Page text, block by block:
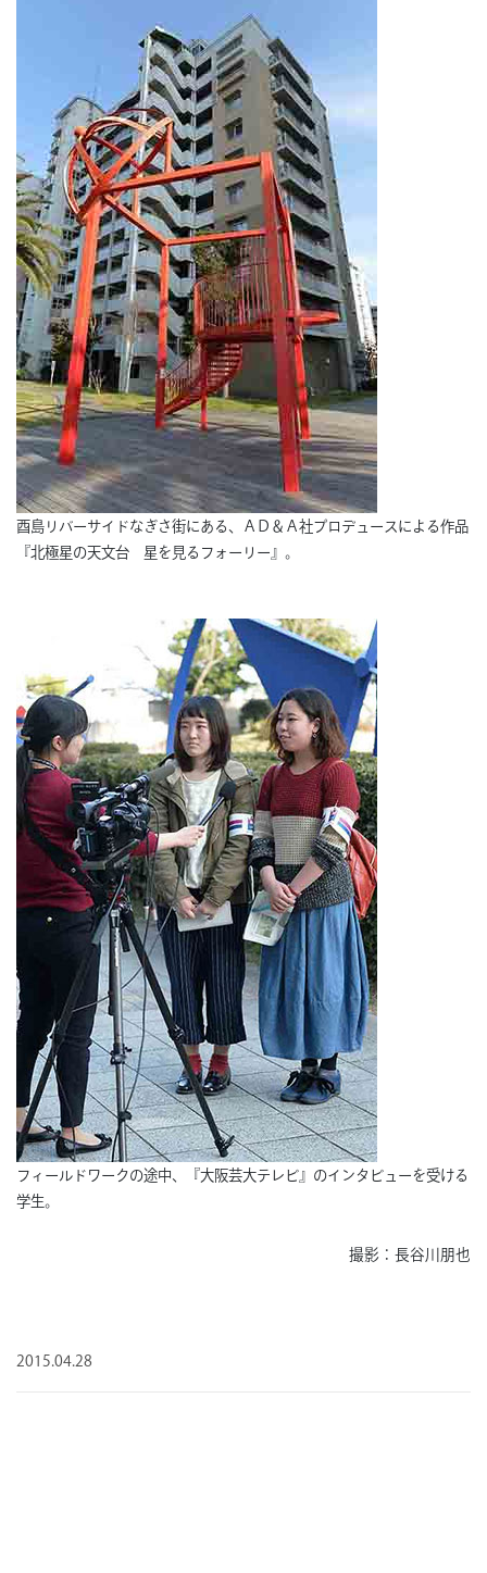
酉島リバーサイドなぎさ街にある、ＡＤ＆Ａ社プロデュースによる作品
『北極星の天文台 星を見るフォーリー』。
フィールドワークの途中、『大阪芸大テレビ』のインタビューを受ける
学生。
撮影：長谷川朋也
2015.04.28